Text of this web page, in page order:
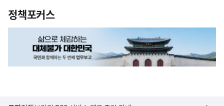
정책포커스